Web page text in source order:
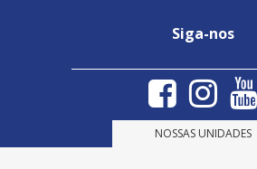
Siga-nos
NOSSAS UNIDADES